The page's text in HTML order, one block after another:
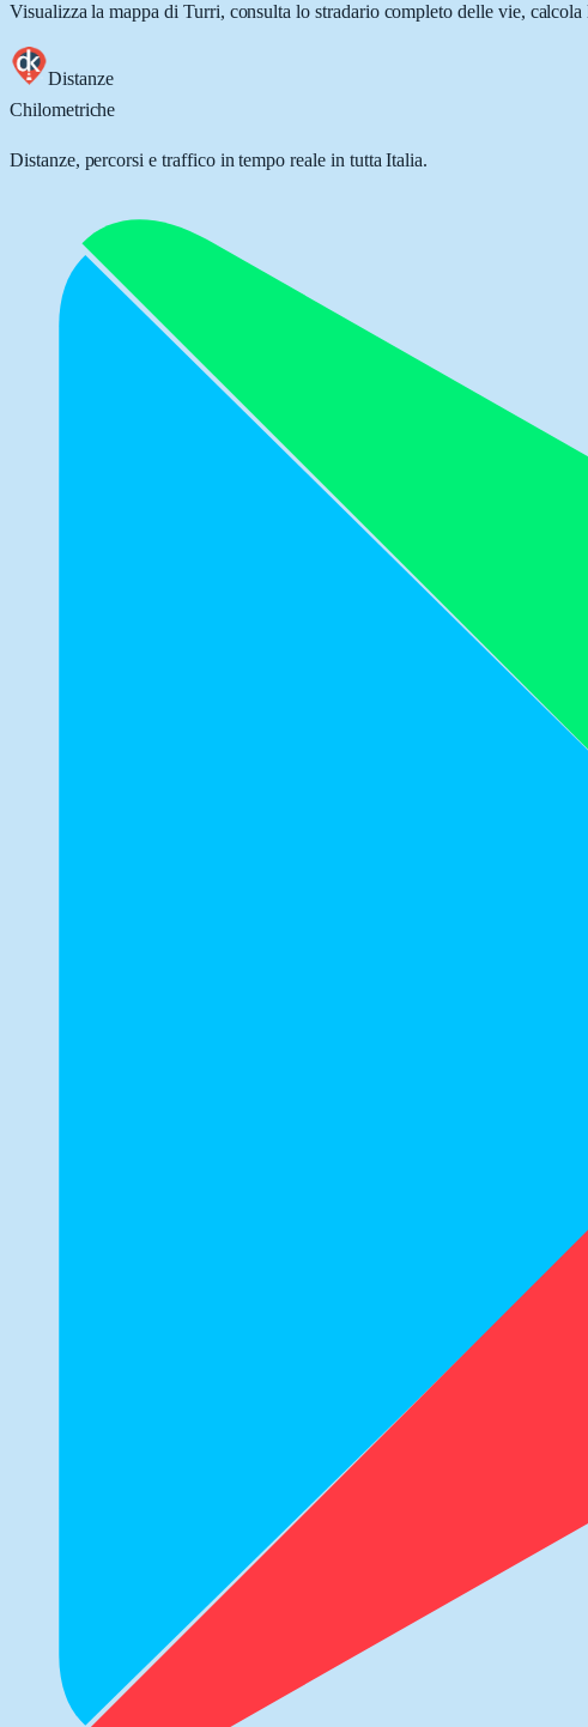
Visualizza la mappa di Turri, consulta lo stradario completo delle vie,
Distanze
Chilometriche
Distanze, percorsi e traffico in tempo reale in tutta Italia.